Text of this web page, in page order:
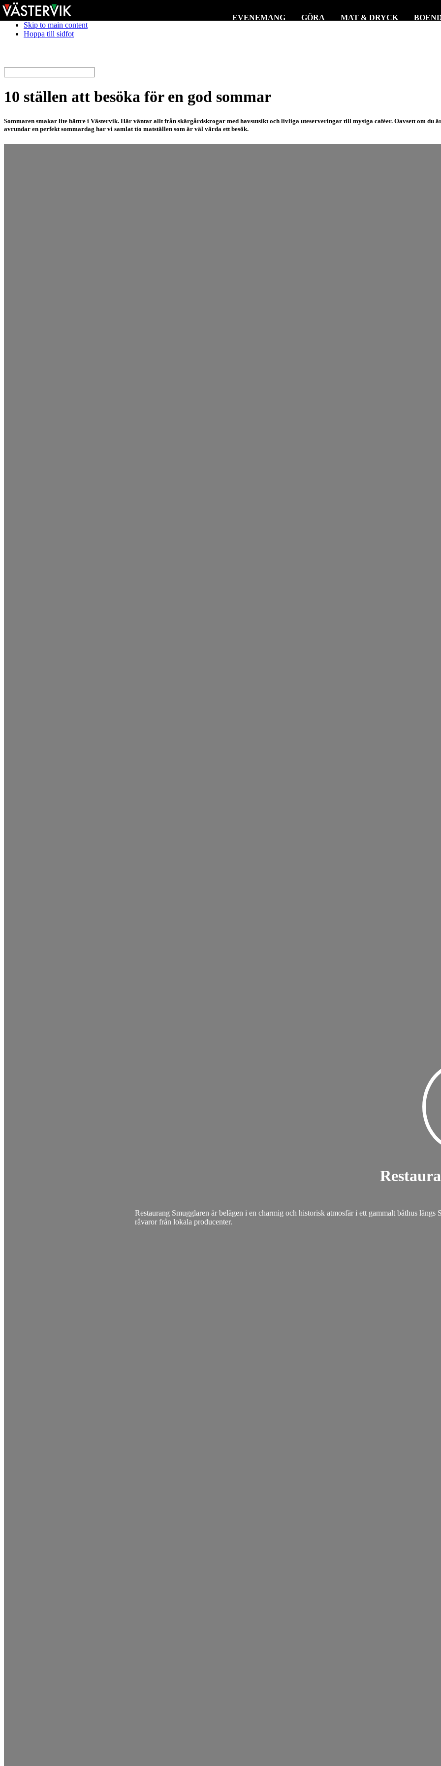
Hoppa till huvudnavigering
Skip to main content
Hoppa till sidfot
EVENEMANG GÖRA MAT & DRYCK
10 ställen att besöka för en god sommar
Sommaren smakar lite bättre i Västervik. Här väntar allt från skärgårdskrogar med havsutsikt och livliga uteserveringar till mysiga caféer. Oavsett om du
avrundar en perfekt sommardag har vi samlat tio matställen som är väl värda ett besök.
Restaurang Smugglaren är belägen i en charmig och historisk atmosfär i ett gammalt båthus
råvaror från lokala producenter.